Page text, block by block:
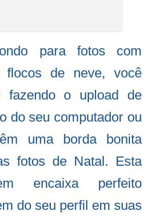
para fotos com
flocos de neve, você
fazendo o upload de
do seu computador ou
uma borda bonita
fotos de Natal. Esta
encaixa perfeito
do seu perfil em suas